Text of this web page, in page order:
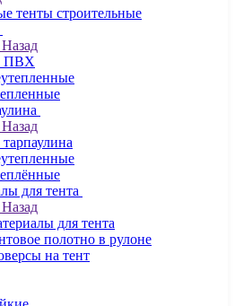
тенты строительные
Назад
ПВХ
Назад
для тента
Назад
для тента
полотно в рулоне
на тент